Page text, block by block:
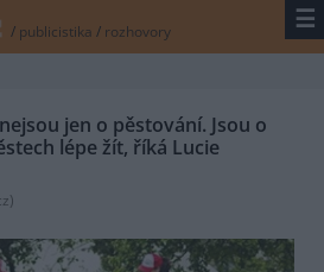
/ publicistika / rozhovory ☰
jen o pěstování. Jsou o
lépe žít, říká Lucie
)